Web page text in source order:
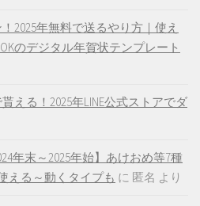
2025年無料で送るやり方｜使え
のデジタル年賀状テンプレート
える！2025年LINE公式ストアでダ
年末～2025年始】あけおめ等7種
える～動くタイプも に 匿名 より